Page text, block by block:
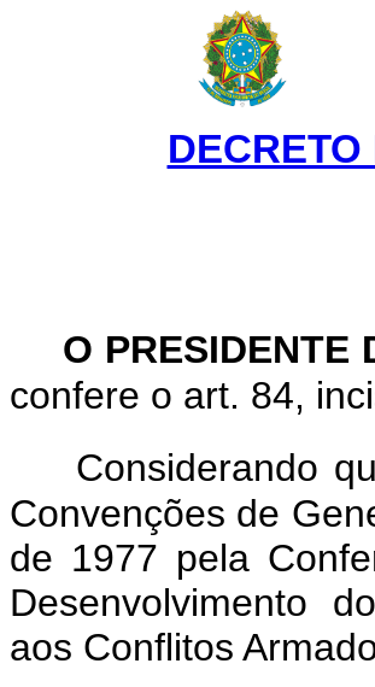
DECRETO
O PRESIDENTE
confere o art. 84,
Considerando
Convenções de
de 1977 pela
Desenvolvimento
aos Conflitos